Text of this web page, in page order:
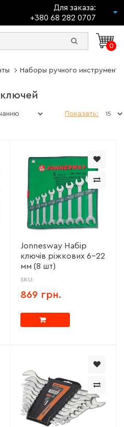
Для заказа:
+380 68 282 0707
0
Наборы ручного инструмента
Показать:
Jonnesway Набір
ключів ріжкових 6-22
мм (8 шт)
SKU:
869 грн.